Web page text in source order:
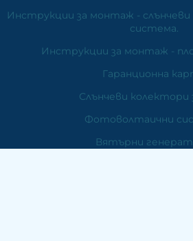
Инструкции за монтаж - слънчеви
система.
Инструкции за монтаж -
Гаранционна
Слънчеви колектори
Фотоволтаични
Вятърни